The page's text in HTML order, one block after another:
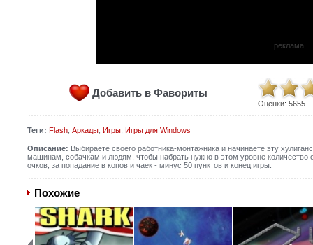
реклама
Добавить в Фавориты
Оценки: 5655
Теги: Flash, Аркады, Игры, Игры для Windows
Описание: Выбираете своего работника-монтажника и начинаете эту
машинам, собачкам и людям, чтобы набрать нужно в этом уровне количество
очков, за попадание в копов и чаек - минус 50 пунктов и конец игры.
Похожие